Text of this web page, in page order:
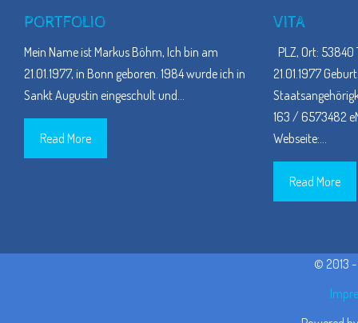
PORTFOLIO
Mein Name ist Markus Böhm, Ich bin am
21.01.1977, in Bonn geboren. 1984 wurde ich in
Sankt Augustin eingeschult und…
Read More
VITA
PLZ, Ort:
21.01.1977
163 / 6573482
Webseite:…
Read More
© 2013